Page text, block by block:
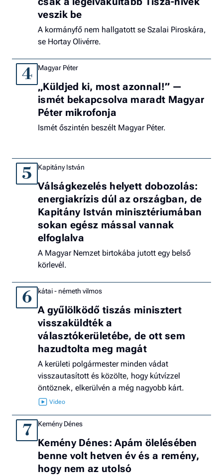
veszik be
A kormányfő nem hallgatott se Szalai Piroskára,
se Hortay Olivérre.
4 Magyar Péter
„Küldjed ki, most azonnal!” —
ismét bekapcsolva maradt Magyar
Péter mikrofonja
Ismét őszintén beszélt Magyar Péter.
5 Kapitány István
Válságkezelés helyett dobozolás:
energiakrízis dúl az országban, de
Kapitány István minisztériumában
sokan egész mással vannak
elfoglalva
A Magyar Nemzet birtokába jutott egy belső
körlevél.
6 kátai - németh vilmos
A gyűlölködő tiszás minisztert
visszaküldték a
választókerületébe, de ott sem
hazudtolta meg magát
A kerületi polgármester minden vádat
visszautasított és közölte, hogy kútvízzel
öntöznek, elkerülvén a még nagyobb kárt.
7 Kemény Dénes
Kemény Dénes: Apám ölelésében
benne volt hetven év és a remény,
hogy nem az utolsó